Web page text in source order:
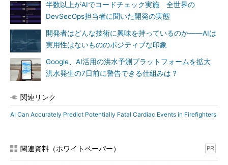
半数以上がAIでコードチェック実施 全世界の
DevSecOps担当者に聞いた開発の実態
開発者はどんな技術に興味を持っているのか――AIは
実用性はないもののポジティブな印象
Google、AI活用の洪水予測プラットフォームを拡大
洪水発生の7日前に警告できる仕組みは？
関連リンク
AI Can Accurately Predict Potentially Fatal Cardiac Events in Firefighters
関連資料（ホワイトペーパー） PR